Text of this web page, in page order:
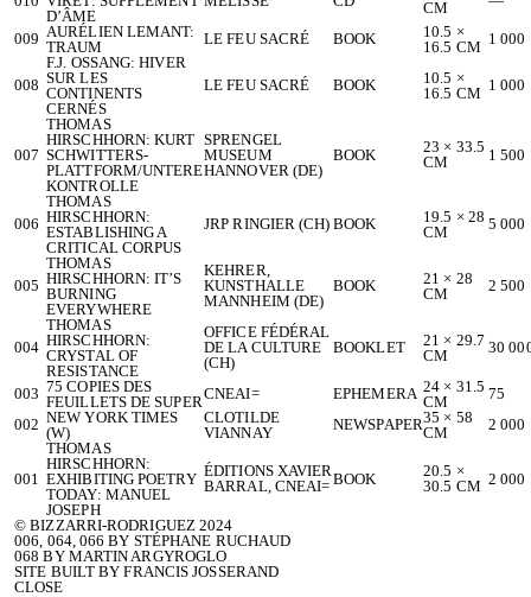
D’ÂME
CM
009 AURÉLIEN LEMANT:
TRAUM
LE FEU SACRÉ BOOK
10.5 ×
16.5 CM 1 000
008
F.J. OSSANG: HIVER
SUR LES
CONTINENTS
CERNÉS
LE FEU SACRÉ BOOK
10.5 ×
16.5 CM 1 000
007
THOMAS
HIRSCHHORN: KURT
SCHWITTERS-
PLATTFORM/UNTERE
KONTROLLE
SPRENGEL
MUSEUM
HANNOVER (DE)
BOOK
23 × 33.5
CM
1 500
006
THOMAS
HIRSCHHORN:
ESTABLISHING A
CRITICAL CORPUS
JRP RINGIER (CH) BOOK
19.5 × 28
CM
5 000
005
THOMAS
HIRSCHHORN: IT’S
BURNING
EVERYWHERE
KEHRER,
KUNSTHALLE
MANNHEIM (DE)
BOOK
21 × 28
CM
2 500
004
THOMAS
HIRSCHHORN:
CRYSTAL OF
RESISTANCE
OFFICE FÉDÉRAL
DE LA CULTURE
(CH)
BOOKLET
21 × 29.7
CM
30
003 75 COPIES DES
FEUILLETS DE SUPERCNEAI= EPHEMERA 24 × 31.5
CM
75
002 NEW YORK TIMES
(W)
CLOTILDE
VIANNAY
NEWSPAPER35 × 58
CM
2 000
001
THOMAS
HIRSCHHORN:
EXHIBITING POETRY
TODAY: MANUEL
JOSEPH
ÉDITIONS XAVIER
BARRAL, CNEAI= BOOK
20.5 ×
30.5 CM 2 000
© BIZZARRI-RODRIGUEZ 2024
006, 064, 066 BY STÉPHANE RUCHAUD
068 BY MARTIN ARGYROGLO
SITE BUILT BYFRANCIS JOSSERAND
CLOSE